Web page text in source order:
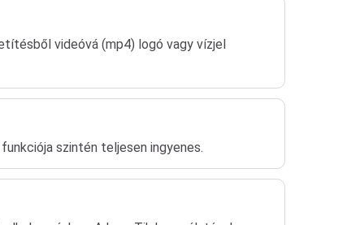
videóvá (mp4) logó vagy vízjel
szintén teljesen ingyenes.